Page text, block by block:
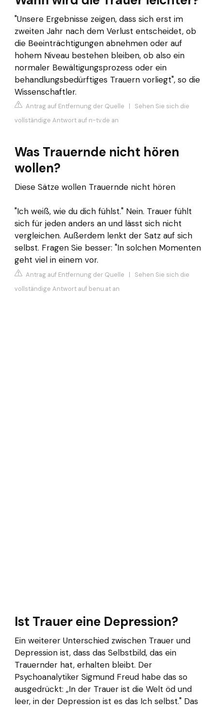
"Unsere Ergebnisse zeigen, dass sich erst im
zweiten Jahr nach dem Verlust entscheidet, ob
die Beeinträchtigungen abnehmen oder auf
hohem Niveau bestehen bleiben, ob also ein
normaler Bewältigungsprozess oder ein
behandlungsbedürftiges Trauern vorliegt", so die
Wissenschaftler.
Antrag auf Entfernung der Quelle | Sehen Sie sich die
vollständige Antwort auf n-tv.de an
Was Trauernde nicht hören
wollen?
Diese Sätze wollen Trauernde nicht hören
"Ich weiß, wie du dich fühlst." Nein. Trauer fühlt
sich für jeden anders an und lässt sich nicht
vergleichen. Außerdem lenkt der Satz auf sich
selbst. Fragen Sie besser: "In solchen Momenten
geht viel in einem vor.
Antrag auf Entfernung der Quelle | Sehen Sie sich die
vollständige Antwort auf benu.at an
Ist Trauer eine Depression?
Ein weiterer Unterschied zwischen Trauer und
Depression ist, dass das Selbstbild, das ein
Trauernder hat, erhalten bleibt. Der
Psychoanalytiker Sigmund Freud habe das so
ausgedrückt: „In der Trauer ist die Welt öd und
leer, in der Depression ist es das Ich selbst." Das